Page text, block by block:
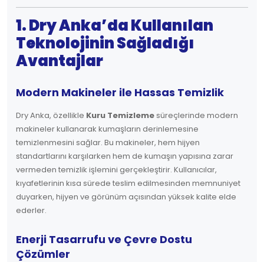
1. Dry Anka’da Kullanılan
Teknolojinin Sağladığı
Avantajlar
Modern Makineler ile Hassas Temizlik
Dry Anka, özellikle Kuru Temizleme süreçlerinde modern
makineler kullanarak kumaşların derinlemesine
temizlenmesini sağlar. Bu makineler, hem hijyen
standartlarını karşılarken hem de kumaşın yapısına zarar
vermeden temizlik işlemini gerçekleştirir. Kullanıcılar,
kıyafetlerinin kısa sürede teslim edilmesinden memnuniyet
duyarken, hijyen ve görünüm açısından yüksek kalite elde
ederler.
Enerji Tasarrufu ve Çevre Dostu
Çözümler